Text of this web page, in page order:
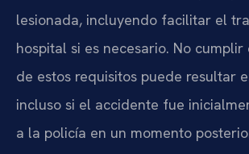
lesionada, incluyendo facilitar el
hospital si es necesario. No
de estos requisitos puede resultar
incluso si el accidente fue
a la policía en un momento